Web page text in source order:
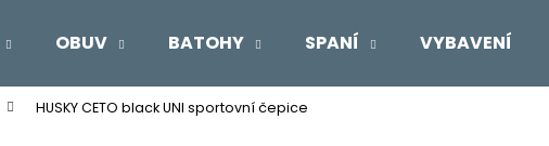
OBUV BATOHY SPANÍ VYBAVENÍ
HUSKY CETO black UNI sportovní čepice
Co potřebujete najít?